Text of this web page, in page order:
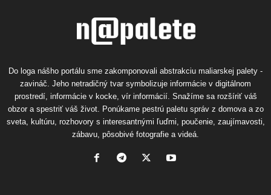
Do loga nášho portálu sme zakomponovali abstrakciu maliarskej palety -
zavináč. Jeho netradičný tvar symbolizuje informácie v digitálnom
prostredí, informácie v kocke, vír informácií. Snažíme sa rozšíriť váš
obzor a spestriť váš život. Ponúkame pestrú paletu správ z domova a zo
sveta, kultúru, rozhovory s interesantnými ľuďmi, poučenie, zaujímavosti,
zábavu, pôsobivé fotografie a videá.